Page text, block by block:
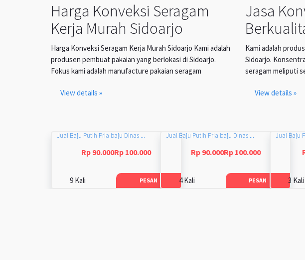
Harga Konveksi Seragam
Kerja Murah Sidoarjo
Harga Konveksi Seragam Kerja Murah Sidoarjo Kami adalah
produsen pembuat pakaian yang berlokasi di Sidoarjo.
Fokus kami adalah manufacture pakaian seragam
View details »
Jasa
Kami adalah
Sidoarjo.
seragam meliputi
View details »
Jual Baju Putih Pria baju Dinas ...
Rp 90.000Rp 100.000
9 Kali PESAN
Jual Baju Putih Pria baju Dinas ...
Rp 90.000Rp 100.000
4 Kali PESAN
Jual Baju
3 Kali